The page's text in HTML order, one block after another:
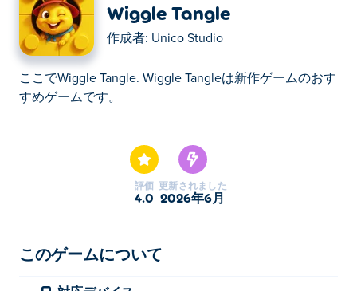
Wiggle Tangle
作成者: Unico Studio
ここでWiggle Tangle. Wiggle Tangleは新作ゲームのおす
すめゲームです。
評価
4.0
更新されました
2026年6月
このゲームについて